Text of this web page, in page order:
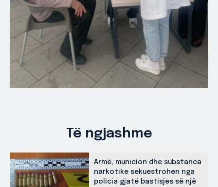
Të ngjashme
Armë, municion dhe substanca
narkotike sekuestrohen nga
policia gjatë bastisjes së një